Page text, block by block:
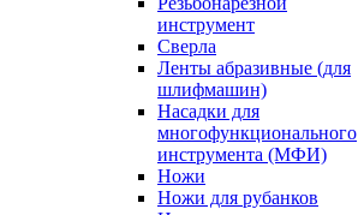
инструмент
Сверла
Ленты абразивные (для
шлифмашин)
Насадки для
многофункционального
инструмента (МФИ)
Ножи
Ножи для рубанков